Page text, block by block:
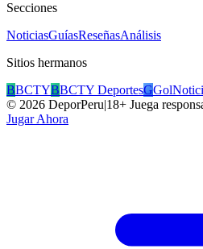
Secciones
NoticiasGuíasReseñasAnálisis
Sitios hermanos
BBCTYBBCTY DeportesG
© 2026 DeporPeru|18+ Juega
Jugar Ahora